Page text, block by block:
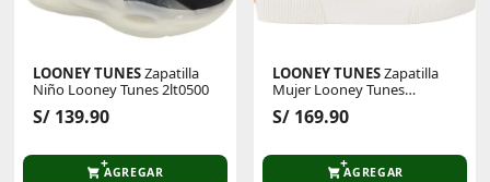
LOONEY TUNESZapatilla
Niño Looney Tunes 2lt0500
S/ 139.90
AGREGAR
LOONEY TUNESZapatilla
Mujer Looney Tunes
2ly0370
S/ 169.90
AGREGAR